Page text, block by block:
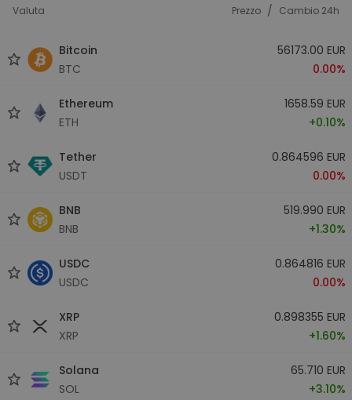
Valuta Prezzo / Cambio 24h
Bitcoin
BTC
56173.00 EUR
0.00%
Ethereum
ETH
1658.59 EUR
+0.10%
Tether
USDT
0.864596 EUR
0.00%
BNB
BNB
519.990 EUR
+1.30%
USDC
USDC
0.864816 EUR
0.00%
XRP
XRP
0.898355 EUR
+1.60%
Solana
SOL
65.710 EUR
+3.10%